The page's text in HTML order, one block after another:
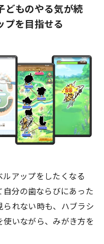
どものやる気が続
プを目指せる
アップをしたくなる
自分の歯ならびにあった
られない時も、ハブラシ
いながら、みがき方を